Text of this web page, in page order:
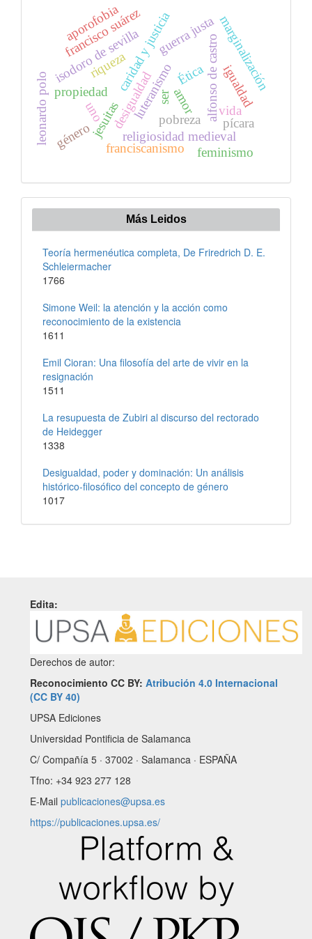
desigualdad pobreza
caridad y justicia
isodoro de sevilla
religiosidad medieval
propiedad alfonso de castro
franciscanismo
luteranismo
francisco suárez guerra justa
jesuitas amor
marginalización
pícara
riqueza
leonardo polo ser
uno vida
aporofobia
Ética igualdad
feminismo
género
Más Leidos
Teoría hermenéutica completa, De Friredrich D. E.
Schleiermacher
1766
Simone Weil: la atención y la acción como
reconocimiento de la existencia
1611
Emil Cioran: Una filosofía del arte de vivir en la
resignación
1511
La resupuesta de Zubiri al discurso del rectorado
de Heidegger
1338
Desigualdad, poder y dominación: Un análisis
histórico-filosófico del concepto de género
1017
Edita:
Derechos de autor:
Reconocimiento CC BY: Atribución 4.0 Internacional
(CC BY 40)
UPSA Ediciones
Universidad Pontificia de Salamanca
C/ Compañía 5 · 37002 · Salamanca · ESPAÑA
Tfno: +34 923 277 128
E-Mail publicaciones@upsa.es
https://publicaciones.upsa.es/